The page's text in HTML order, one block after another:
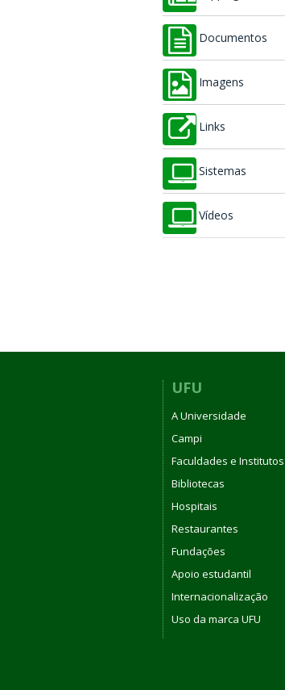
Documentos
Imagens
Links
Sistemas
Vídeos
UFU
A Universidade
Campi
Faculdades e Institutos
Bibliotecas
Hospitais
Restaurantes
Fundações
Apoio estudantil
Internacionalização
Uso da marca UFU